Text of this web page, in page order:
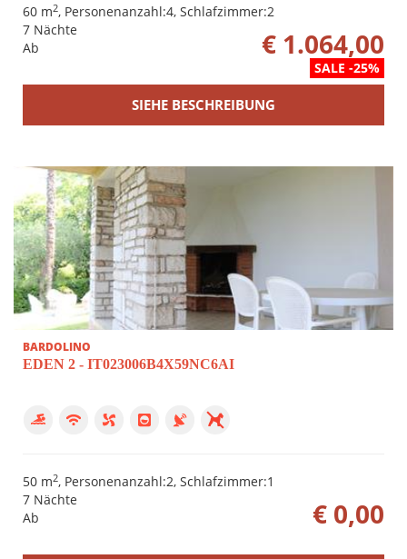
60 m2, Personenanzahl:4, Schlafzimmer:2
€ 1.064,00
7 Nächte
Ab
SALE -25%
SIEHE BESCHREIBUNG
BARDOLINO
EDEN 2 - IT023006B4X59NC6AI
50 m2, Personenanzahl:2, Schlafzimmer:1
€ 0,00
7 Nächte
Ab